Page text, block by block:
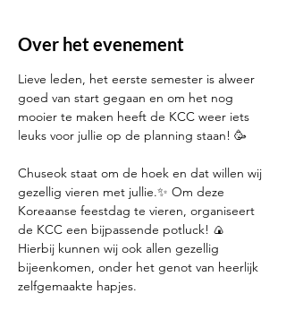
Over het evenement
Lieve leden, het eerste semester is alweer
goed van start gegaan en om het nog
mooier te maken heeft de KCC weer iets
leuks voor jullie op de planning staan! 🥳
Chuseok staat om de hoek en dat willen wij
gezellig vieren met jullie.✨ Om deze
Koreaanse feestdag te vieren, organiseert
de KCC een bijpassende potluck! 🍙
Hierbij kunnen wij ook allen gezellig
bijeenkomen, onder het genot van heerlijk
zelfgemaakte hapjes.